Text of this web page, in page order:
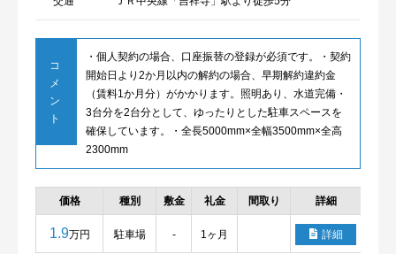
コ
メ
ン
ト
・個人契約の場合、口座振替の登録が必須です。・契約
開始日より2か月以内の解約の場合、早期解約違約金
（賃料1か月分）がかかります。照明あり、水道完備・
3台分を2台分として、ゆったりとした駐車スペースを
確保しています。・全長5000mm×全幅3500mm×全高
2300mm
価格 種別 敷金 礼金 間取り 詳細
1.9万円 駐車場 - 1ヶ月 詳細